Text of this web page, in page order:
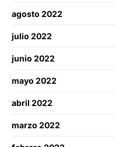
agosto 2022
julio 2022
junio 2022
mayo 2022
abril 2022
marzo 2022